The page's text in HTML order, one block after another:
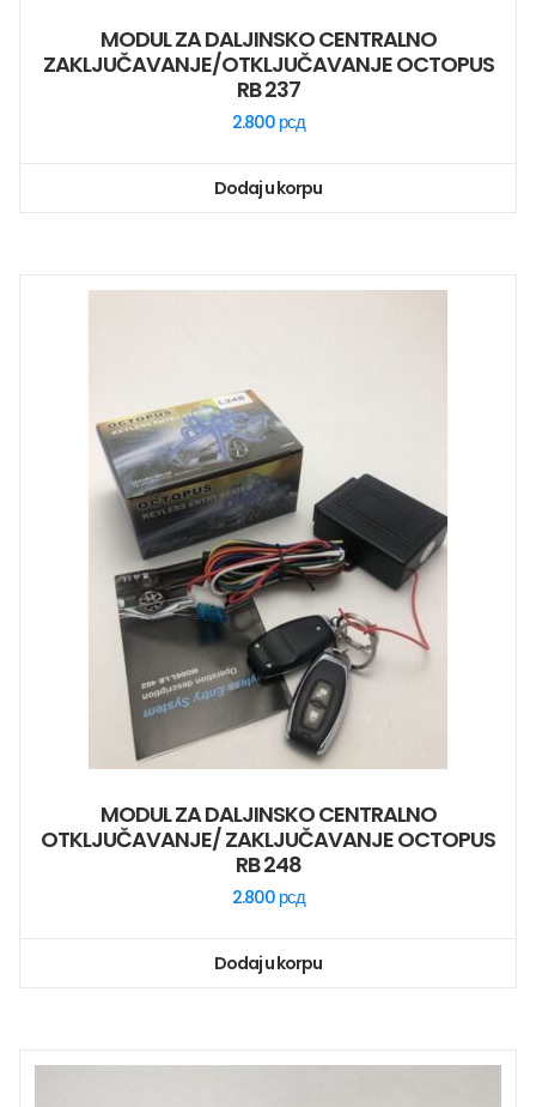
MODUL ZA DALJINSKO CENTRALNO
ZAKLJUČAVANJE/OTKLJUČAVANJE OCTOPUS
RB 237
2.800 рсд
Dodaj u korpu
MODUL ZA DALJINSKO CENTRALNO
OTKLJUČAVANJE/ ZAKLJUČAVANJE OCTOPUS
RB 248
2.800 рсд
Dodaj u korpu